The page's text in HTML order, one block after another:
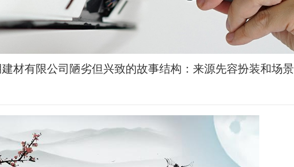
材有限公司陋劣但兴致的故事结构：来源先容扮装和场景